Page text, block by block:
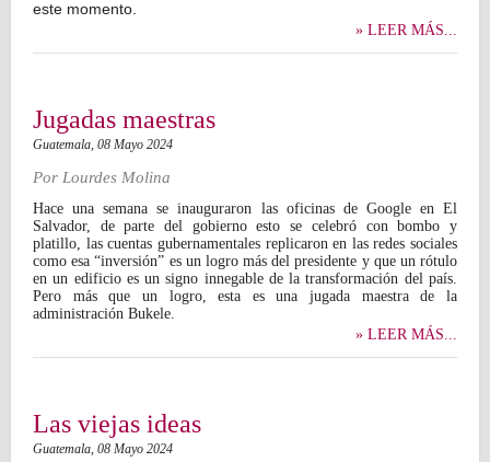
este momento.
» LEER MÁS...
Jugadas maestras
Guatemala, 08 Mayo 2024
Por Lourdes Molina
Hace una semana se inauguraron las oficinas de Google en El
Salvador, de parte del gobierno esto se celebró con bombo y
platillo, las cuentas gubernamentales replicaron en las redes sociales
como esa “inversión” es un logro más del presidente y que un rótulo
en un edificio es un signo innegable de la transformación del país.
Pero más que un logro, esta es una jugada maestra de la
administración Bukele.
» LEER MÁS...
Las viejas ideas
Guatemala, 08 Mayo 2024